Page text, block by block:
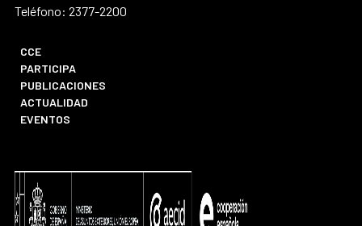
Teléfono: 2377-2200
CCE
PARTICIPA
PUBLICACIONES
ACTUALIDAD
EVENTOS